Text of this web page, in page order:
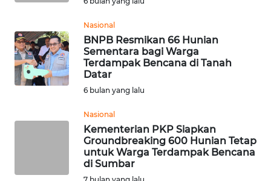
Nasional
BNPB Resmikan 66 Hunian
Sementara bagi Warga
Terdampak Bencana di Tanah
Datar
6 bulan yang lalu
Nasional
Kementerian PKP Siapkan
Groundbreaking 600 Hunian Tetap
untuk Warga Terdampak Bencana
di Sumbar
WN
RIAU